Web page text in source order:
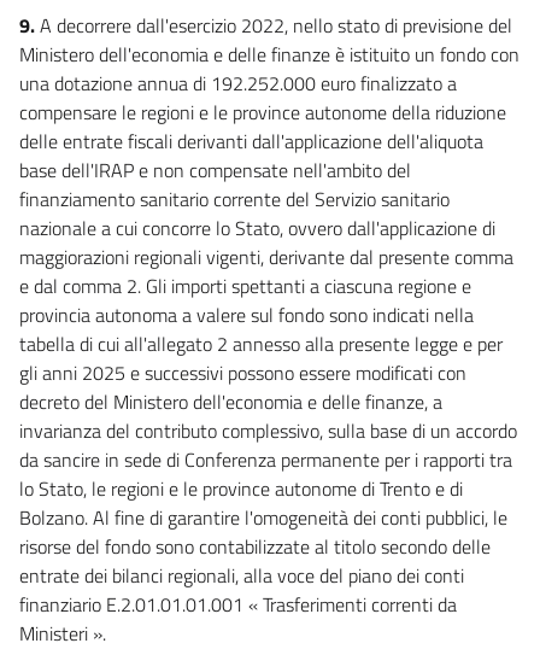
9.A decorrere dall'esercizio 2022, nello stato di previsione del
Ministero dell'economia e delle finanze è istituito un fondo con
una dotazione annua di 192.252.000 euro finalizzato a
compensare le regioni e le province autonome della riduzione
delle entrate fiscali derivanti dall'applicazione dell'aliquota
base dell'IRAP e non compensate nell'ambito del
finanziamento sanitario corrente del Servizio sanitario
nazionale a cui concorre lo Stato, ovvero dall'applicazione di
maggiorazioni regionali vigenti, derivante dal presente comma
e dal comma 2. Gli importi spettanti a ciascuna regione e
provincia autonoma a valere sul fondo sono indicati nella
tabella di cui all'allegato 2 annesso alla presente legge e per
gli anni 2025 e successivi possono essere modificati con
decreto del Ministero dell'economia e delle finanze, a
invarianza del contributo complessivo, sulla base di un accordo
da sancire in sede di Conferenza permanente per i rapporti tra
lo Stato, le regioni e le province autonome di Trento e di
Bolzano. Al fine di garantire l'omogeneità dei conti pubblici, le
risorse del fondo sono contabilizzate al titolo secondo delle
entrate dei bilanci regionali, alla voce del piano dei conti
finanziario E.2.01.01.01.001 « Trasferimenti correnti da
Ministeri ».